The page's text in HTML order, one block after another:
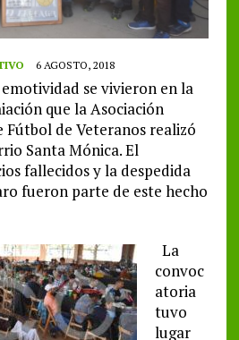
6 AGOSTO, 2018
se vivieron en la
que la Asociación
Fútbol de Veteranos realizó
Santa Mónica. El
fallecidos y la despedida
fueron parte de este hecho
La
convoc
atoria
tuvo
lugar